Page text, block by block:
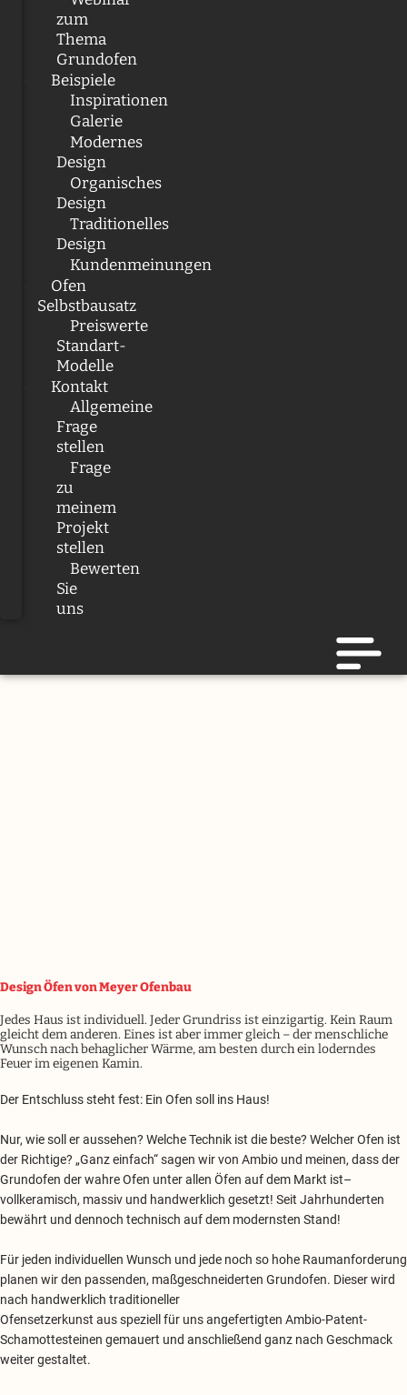
zum
Thema
Grundofen
Beispiele
Inspirationen
Galerie
Modernes
Design
Organisches
Design
Traditionelles
Design
Kundenmeinungen
Ofen
Selbstbausatz
Preiswerte
Standart-
Modelle
Kontakt
Allgemeine
Frage
stellen
Frage
zu
meinem
Projekt
stellen
Bewerten
Sie
uns
Design Öfen von Meyer Ofenbau
Jedes Haus ist individuell. Jeder Grundriss ist einzigartig. Kein Raum
gleicht dem anderen. Eines ist aber immer gleich – der menschliche
Wunsch nach behaglicher Wärme, am besten durch ein loderndes
Feuer im eigenen Kamin.
Der Entschluss steht fest: Ein Ofen soll ins Haus!
Nur, wie soll er aussehen? Welche Technik ist die beste? Welcher Ofen ist
der Richtige? „Ganz einfach“ sagen wir von Ambio und meinen, dass der
Grundofen der wahre Ofen unter allen Öfen auf dem Markt ist–
vollkeramisch, massiv und handwerklich gesetzt! Seit Jahrhunderten
bewährt und dennoch technisch auf dem modernsten Stand!
Für jeden individuellen Wunsch und jede noch so hohe Raumanforderung
planen wir den passenden, maßgeschneiderten Grundofen. Dieser wird
nach handwerklich traditioneller
Ofensetzerkunst aus speziell für uns angefertigten Ambio-Patent-
Schamottesteinen gemauert und anschließend ganz nach Geschmack
weiter gestaltet.